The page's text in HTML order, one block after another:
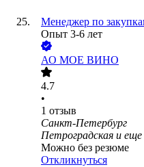
Менеджер по
Опыт 3-6 лет
АО МОЕ ВИНО
4.7
•
1 отзыв
Санкт-Петербург
Петроградская и еще
Можно без резюме
Откликнуться